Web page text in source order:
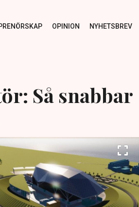
OPINION NYHETSBREV
Så snabbar